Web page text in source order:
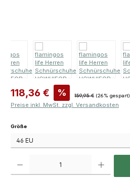
Verkaufspreis:
118,36 € % Regulärer Preis:
159,95 € (26% gespart)
Preise inkl. MwSt. zzgl. Versandkosten
Größeauswählen